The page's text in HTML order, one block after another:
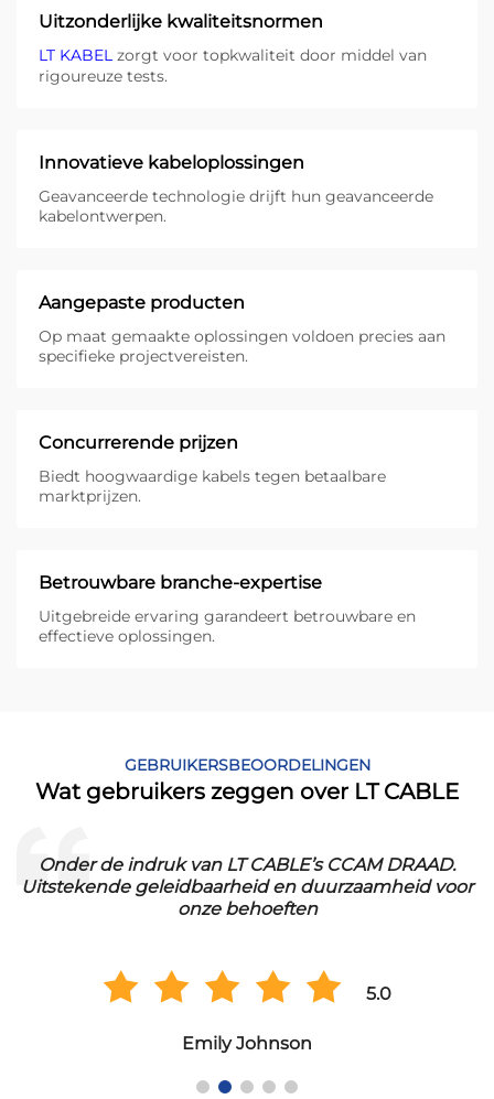
Uitzonderlijke kwaliteitsnormen
LT KABELzorgt voor topkwaliteit door middel van
rigoureuze tests.
Innovatieve kabeloplossingen
Geavanceerde technologie drijft hun geavanceerde
kabelontwerpen.
Aangepaste producten
Op maat gemaakte oplossingen voldoen precies aan
specifieke projectvereisten.
Concurrerende prijzen
Biedt hoogwaardige kabels tegen betaalbare
marktprijzen.
Betrouwbare branche-expertise
Uitgebreide ervaring garandeert betrouwbare en
effectieve oplossingen.
GEBRUIKERSBEOORDELINGEN
Wat gebruikers zeggen over LT CABLE
Onder de indruk van LT CABLE’s CCAM DRAAD.
Uitstekende geleidbaarheid en duurzaamheid voor
onze behoeften
5.0
Emily Johnson